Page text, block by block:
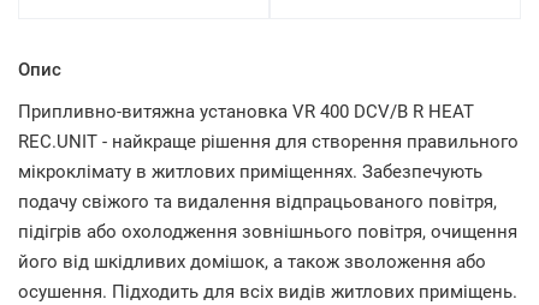
Опис
Припливно-витяжна установка VR 400 DCV/B R HEAT
REC.UNIT - найкраще рішення для створення правильного
мікроклімату в житлових приміщеннях. Забезпечують
подачу свіжого та видалення відпрацьованого повітря,
підігрів або охолодження зовнішнього повітря, очищення
його від шкідливих домішок, а також зволоження або
осушення. Підходить для всіх видів житлових приміщень.